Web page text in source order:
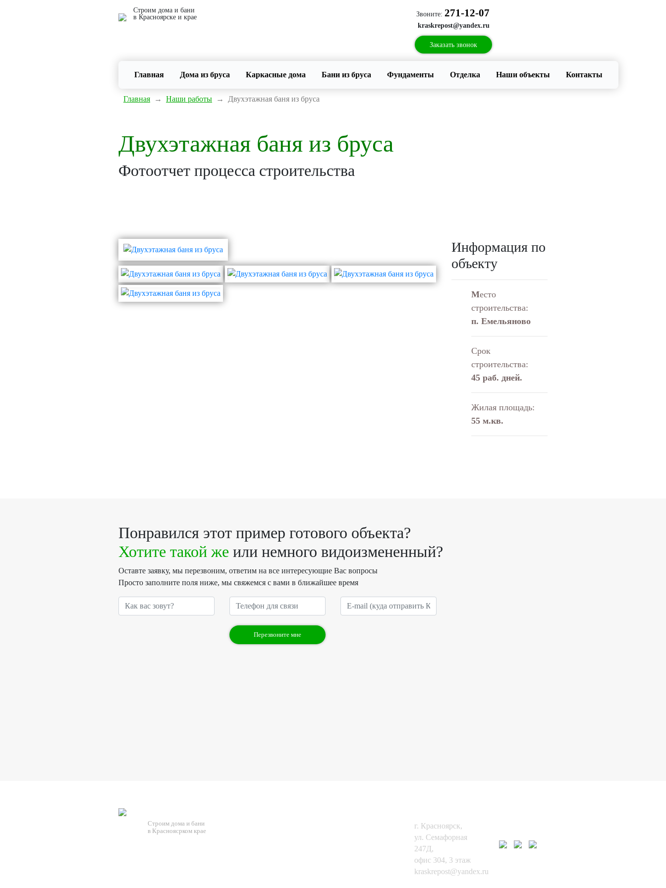
Строим дома и бани
в Красноярске и крае
Звоните: 271-12-07
kraskrepost@yandex.ru
Заказать звонок
Главная (current)Дома из бруса Каркасные дома Бани из бруса Фундаменты Отделка Наши объекты Контакты
Главная → Наши работы → Двухэтажная баня из бруса
Двухэтажная баня из бруса
Фотоотчет процесса строительства
Информация по
объекту
Место
строительства:
п. Емельяново
Срок
строительства:
45 раб. дней.
Жилая площадь:
55 м.кв.
Понравился этот пример готового объекта?
Хотите такой же или немного видоизмененный?
Оставте заявку, мы перезвоним, ответим на все интересующие Вас вопросы
Просто заполните поля ниже, мы свяжемся с вами в ближайшее время
Строим дома и бани
в Красноясрком крае
г. Красноярск,
ул. Семафорная
247Д,
офис 304, 3 этаж
kraskrepost@yandex.ru